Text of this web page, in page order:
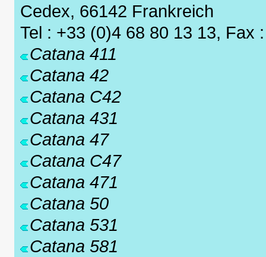
Cedex, 66142 Frankreich
Tel : +33 (0)4 68 80 13 13, Fax
Catana 411
Catana 42
Catana C42
Catana 431
Catana 47
Catana C47
Catana 471
Catana 50
Catana 531
Catana 581